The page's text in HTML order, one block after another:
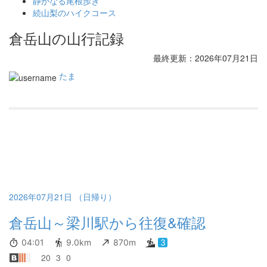
続山梨のハイクコース
倉岳山の山行記録
最終更新：2026年07月21日
たま
2026年07月21日 （日帰り）
倉岳山～梁川駅から往復&確認
04:01 9.0km 870m 3
20 3 0